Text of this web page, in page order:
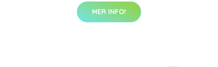
MER INFO!